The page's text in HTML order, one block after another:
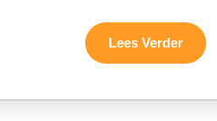
Lees VerderLees
Verder